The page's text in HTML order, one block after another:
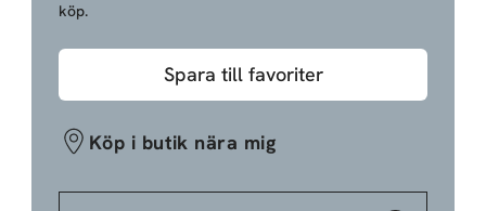
köp.
Spara till favoriter
Köp i butik nära mig